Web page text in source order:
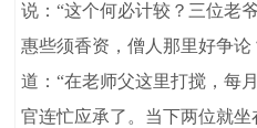
说：“这个何必计较？三位老
惠些须香资，僧人那里好争
道：“在老师父这里打搅，每
官连忙应承了。当下两位就